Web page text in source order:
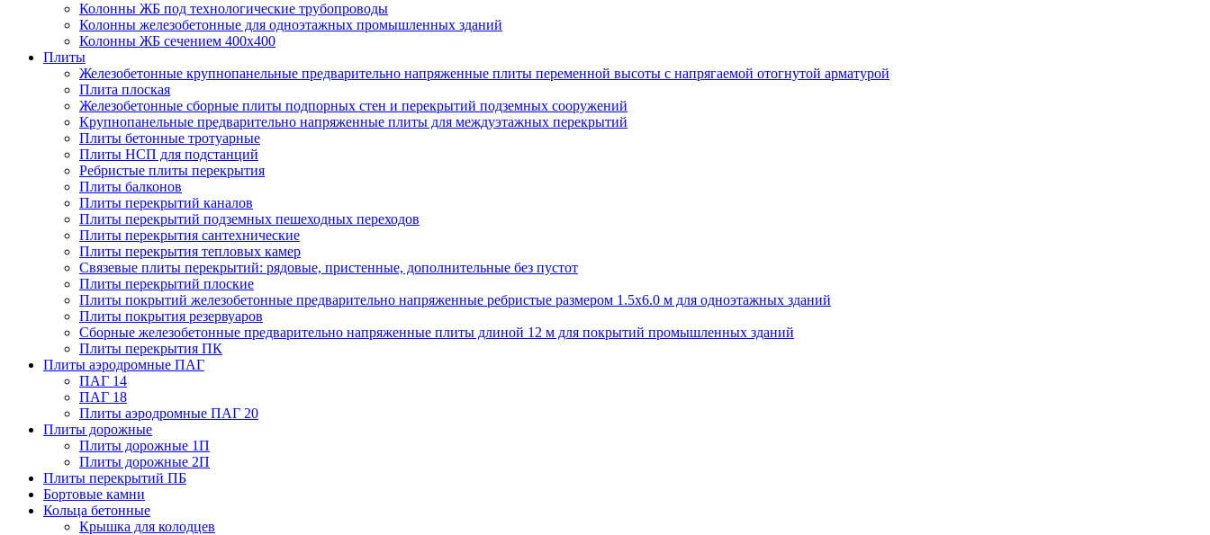
Колонны ЖБ под технологические трубопроводы
Колонны железобетонные для одноэтажных промышленных зданий
Колонны ЖБ сечением 400х400
Плиты
Железобетонные крупнопанельные предварительно напряженные плиты переменной высоты с напрягаемой отогнутой арматурой
Плита плоская
Железобетонные сборные плиты подпорных стен и перекрытий подземных сооружений
Крупнопанельные предварительно напряженные плиты для междуэтажных перекрытий
Плиты бетонные тротуарные
Плиты НСП для подстанций
Ребристые плиты перекрытия
Плиты балконов
Плиты перекрытий каналов
Плиты перекрытий подземных пешеходных переходов
Плиты перекрытия сантехнические
Плиты перекрытия тепловых камер
Связевые плиты перекрытий: рядовые, пристенные, дополнительные без пустот
Плиты перекрытий плоские
Плиты покрытий железобетонные предварительно напряженные ребристые размером 1.5х6.0 м для одноэтажных зданий
Плиты покрытия резервуаров
Сборные железобетонные предварительно напряженные плиты длиной 12 м для покрытий промышленных зданий
Плиты перекрытия ПК
Плиты аэродромные ПАГ
ПАГ 14
ПАГ 18
Плиты аэродромные ПАГ 20
Плиты дорожные
Плиты дорожные 1П
Плиты дорожные 2П
Плиты перекрытий ПБ
Бортовые камни
Кольца бетонные
Крышка для колодцев